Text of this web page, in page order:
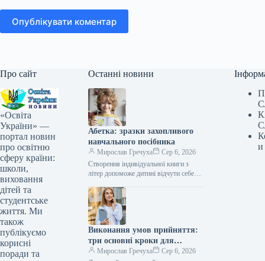
Опублікувати коментар
Про сайт
«Освіта
України» —
портал новин
про освітню
сферу країни:
школи,
виховання
дітей та
студентське
життя. Ми
також
публікуємо
корисні
поради та
Останні новини
Абетка: зразки захопливого
навчального посібника
Мирослав Гречуха
Сер 6, 2026
Створення індивідуальної книги з
літер допоможе дитині відчути себе
зацікавленість у навчанні Книга літер:
шаблони…
Виконання умов прийняття:
три основні кроки для
абітурієнта
Мирослав Гречуха
Сер 6, 2026
и